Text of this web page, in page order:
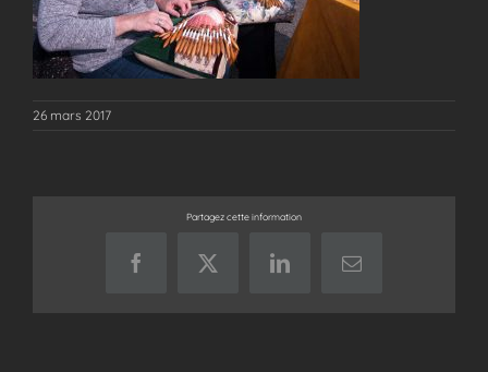
26 mars 2017
Partagez cette information
FacebookX LinkedInEmail